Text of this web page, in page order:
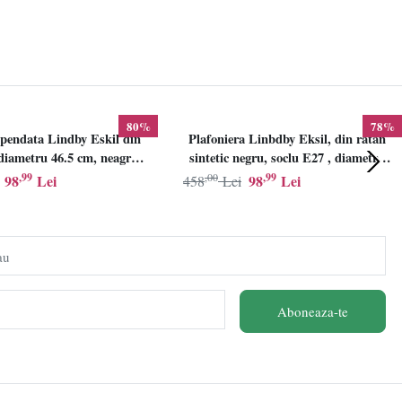
80%
Lindby Eskil din
46.5 cm, neagra,
E27
98,99 Lei
78%
Plafoniera Linbdby Eksil, din ratan
sintetic negru, soclu E27 , diametru
46.5cm, LINDBY
98,99 Lei
458,00 Lei
Aboneaza-te